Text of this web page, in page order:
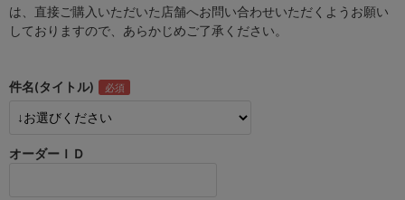
は、直接ご購入いただいた店舗へお問い合わせいただくようお願い
しておりますので、あらかじめご了承ください。
件名(タイトル)
オーダーＩＤ